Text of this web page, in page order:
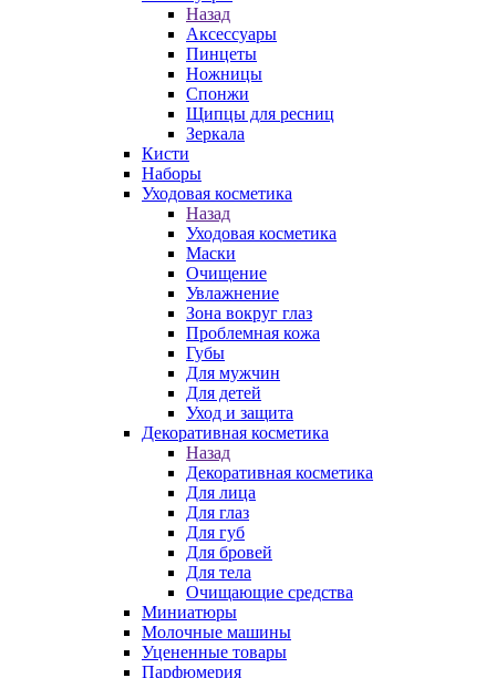
Назад
Аксессуары
Пинцеты
Ножницы
Спонжи
Щипцы для ресниц
Зеркала
Кисти
Наборы
Уходовая косметика
Назад
Уходовая косметика
Маски
Очищение
Увлажнение
Зона вокруг глаз
Проблемная кожа
Губы
Для мужчин
Для детей
Уход и защита
Декоративная косметика
Назад
Декоративная косметика
Для лица
Для глаз
Для губ
Для бровей
Для тела
Очищающие средства
Миниатюры
Молочные машины
Уцененные товары
Парфюмерия